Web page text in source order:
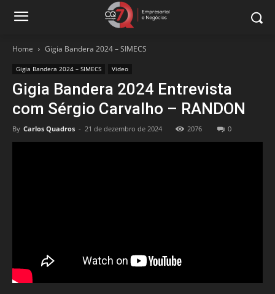
Home Gigia Bandera 2024 – SIMECS
Gigia Bandera 2024 – SIMECS Video
Gigia Bandera 2024 Entrevista
com Sérgio Carvalho – RANDON
By Carlos Quadros - 21 de dezembro de 2024 2076 0